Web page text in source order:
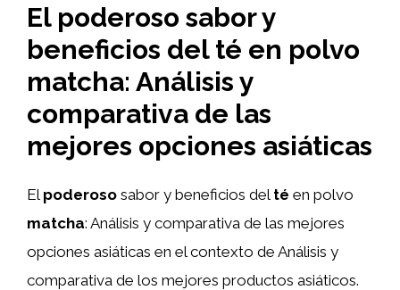
El poderoso sabor y
beneficios del té en polvo
matcha: Análisis y
comparativa de las
mejores opciones asiáticas
El poderoso sabor y beneficios del té en polvo
matcha: Análisis y comparativa de las mejores
opciones asiáticas en el contexto de Análisis y
comparativa de los mejores productos asiáticos.